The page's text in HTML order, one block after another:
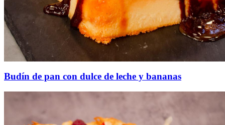
Budín de pan con dulce de leche y bananas